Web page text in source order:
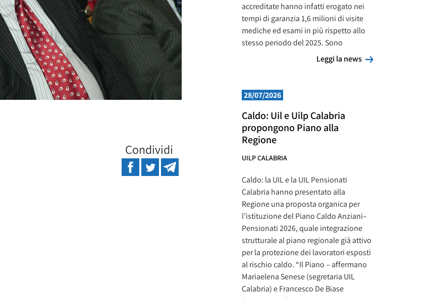
Condividi
accreditate hanno infatti erogato nei
tempi di garanzia 1,6 milioni di visite
mediche ed esami in più rispetto allo
stesso periodo del 2025. Sono
Leggi la news
Leggi la news
28/07/2026
Caldo: Uil e Uilp Calabria
propongono Piano alla
Regione
UILP CALABRIA
Caldo: la UIL e la UIL Pensionati
Calabria hanno presentato alla
Regione una proposta organica per
l’istituzione del Piano Caldo Anziani–
Pensionati 2026, quale integrazione
strutturale al piano regionale già attivo
per la protezione dei lavoratori esposti
al rischio caldo. “Il Piano – affermano
Mariaelena Senese (segretaria UIL
Calabria) e Francesco De Biase